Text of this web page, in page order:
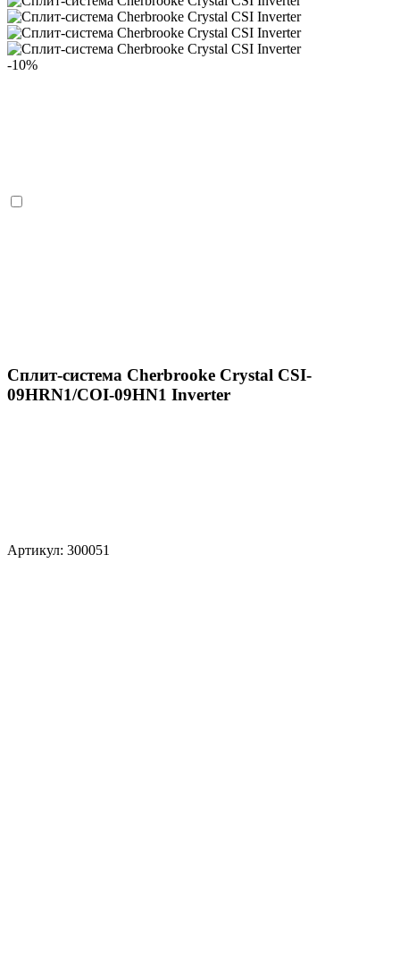
-10%
Сплит-система Cherbrooke Crystal CSI-
09HRN1/COI-09HN1 Inverter
Артикул: 300051